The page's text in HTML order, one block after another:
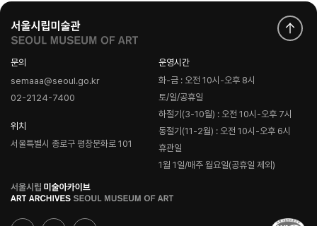
문의
semaaa@seoul.go.kr
02-2124-7400
위치
서울특별시 종로구 평창문화로 101
운영시간
화-금 : 오전 10시-오후 8시
토/일/공휴일
하절기(3-10월) : 오전 10시-오후 7시
동절기(11-2월) : 오전 10시-오후 6시
휴관일
1월 1일/매주 월요일(공휴일 제외)
로
고